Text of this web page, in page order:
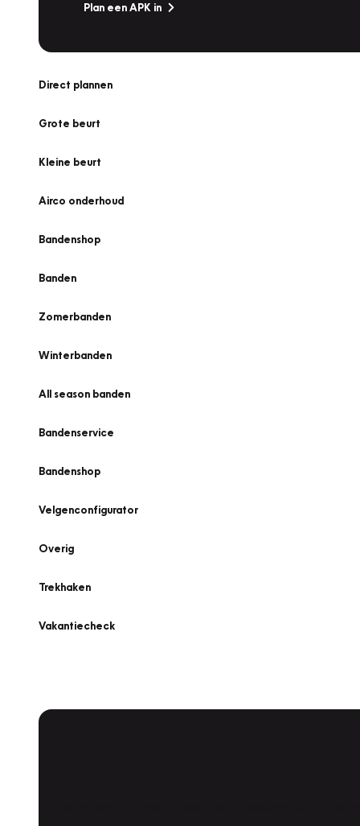
Plan een APK in
Direct plannen
Grote beurt
Kleine beurt
Airco onderhoud
Bandenshop
Banden
Zomerbanden
Winterbanden
All season banden
Bandenservice
Bandenshop
Velgenconfigurator
Overig
Trekhaken
Vakantiecheck